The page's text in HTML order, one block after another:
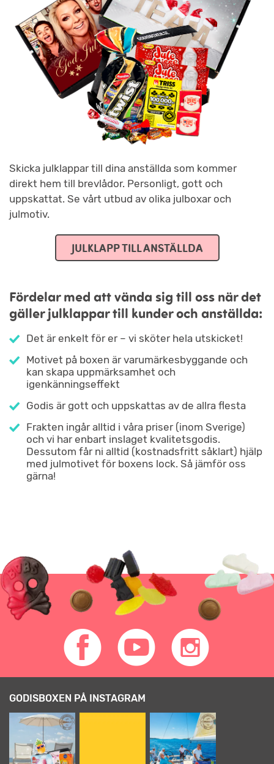
Skicka julklappar till dina anställda som kommer
direkt hem till brevlådor. Personligt, gott och
uppskattat. Se vårt utbud av olika julboxar och
julmotiv.
JULKLAPP TILL ANSTÄLLDA
Fördelar med att vända sig till oss när det
gäller julklappar till kunder och anställda:
Det är enkelt för er – vi sköter hela utskicket!
Motivet på boxen är varumärkesbyggande och
kan skapa uppmärksamhet och
igenkänningseffekt
Godis är gott och uppskattas av de allra flesta
Frakten ingår alltid i våra priser (inom Sverige)
och vi har enbart inslaget kvalitetsgodis.
Dessutom får ni alltid (kostnadsfritt såklart) hjälp
med julmotivet för boxens lock. Så jämför oss
gärna!
GODISBOXEN PÅ INSTAGRAM